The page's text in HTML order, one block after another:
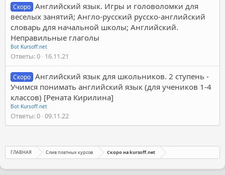
Скоро Английский язык. Игры и головоломки для
веселых занятий; Англо-русский русско-английский
словарь для начальной школы; Английский.
Неправильные глаголы
Bot Kursoff.net
Ответы 0 16.11.21
Скоро Английский язык для школьников. 2 ступень -
Учимся понимать английский язык (для учеников 1-4
классов) [Рената Кирилина]
Bot Kursoff.net
Ответы 0 09.11.22
ГЛАВНАЯ Слив платных курсов Скоро на kursoff.net